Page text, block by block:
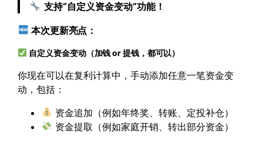
支持“自定义资金变动”功能！
本次更新亮点：
自定义资金变动（加钱 or 提钱，都可以）
你现在可以在复利计算中，手动添加任意一笔资金变
动，包括：
资金追加（例如年终奖、转账、定投补仓）
资金提取（例如家庭开销、转出部分资金）